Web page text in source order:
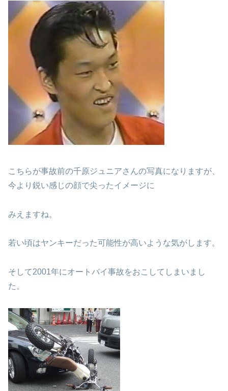
こちらが事故前の千原ジュニアさんの写真になりますが、
今より鋭い感じの顔で尖ったイメージに
みえますね。
若い頃はヤンキーだった可能性が高いような気がします。
そして2001年にオートバイ事故をおこしてしまいまし
た。